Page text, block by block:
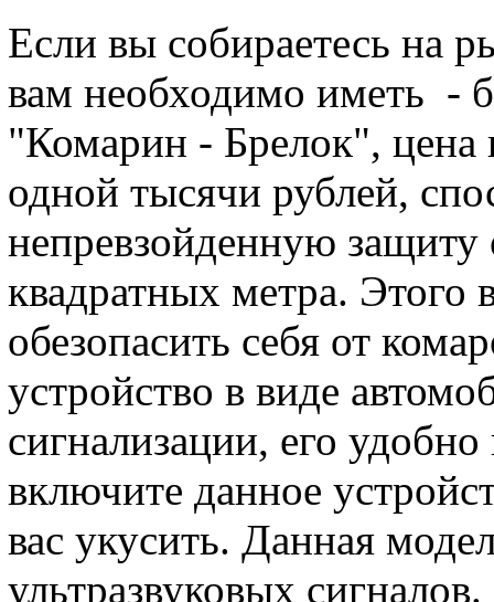
Если вы собираетесь на
вам необходимо иметь -
"Комарин - Брелок", цена
одной тысячи рублей,
непревзойденную
квадратных метра. Этого
обезопасить себя от
устройство в виде
сигнализации, его
включите данное
вас укусить. Данная
ультразвуковых